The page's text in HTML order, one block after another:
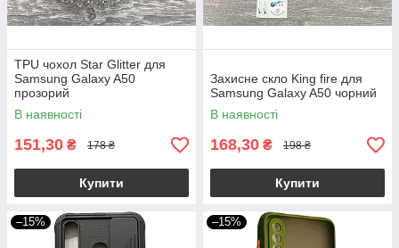
TPU чохол Star Glitter для
Samsung Galaxy A50
прозорий
В наявності
151,30 ₴ 178 ₴
Купити
Захисне скло King fire для
Samsung Galaxy A50 чорний
В наявності
168,30 ₴ 198 ₴
Купити
–15% –15%